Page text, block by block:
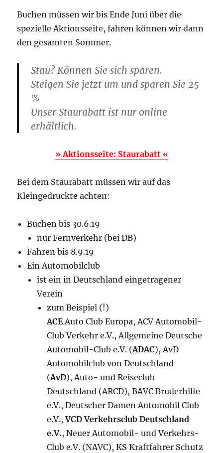
Buchen müssen wir bis Ende Juni über die
spezielle Aktionsseite, fahren können wir dann
den gesamten Sommer.
Stau? Können Sie sich sparen.
Steigen Sie jetzt um und sparen Sie 25
%
Unser Staurabatt ist nur online
erhältlich.
» Aktionsseite: Staurabatt «
Bei dem Staurabatt müssen wir auf das
Kleingedruckte achten:
Buchen bis 30.6.19
nur Fernverkehr (bei DB)
Fahren bis 8.9.19
Ein Automobilclub
ist ein in Deutschland eingetragener
Verein
zum Beispiel (!)
ACEAuto Club Europa, ACV Automobil-
Club Verkehr e.V., Allgemeine Deutsche
Automobil-Club e.V. (ADAC), AvD
Automobilclub von Deutschland
(AvD), Auto- und Reiseclub
Deutschland (ARCD), BAVC Bruderhilfe
e.V., Deutscher Damen Automobil Club
e.V.,VCD Verkehrsclub Deutschland
e.V., Neuer Automobil- und Verkehrs-
Club e.V. (NAVC), KS Kraftfahrer Schutz